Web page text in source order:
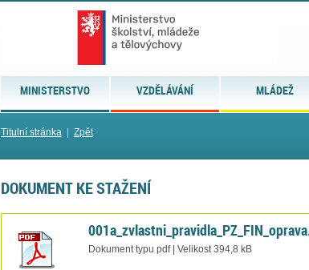
MINISTERSTVO VZDĚLÁVÁNÍ MLÁDEŽ
Titulní stránka Zpět
DOKUMENT KE STAŽENÍ
Dokument typu pdf | Velikost 394,8 kB